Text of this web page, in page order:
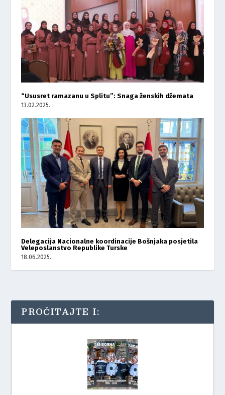
“Ususret ramazanu u Splitu”: Snaga ženskih džemata
13.02.2025.
Delegacija Nacionalne koordinacije Bošnjaka posjetila
Veleposlanstvo Republike Turske
18.06.2025.
PROČITAJTE I: